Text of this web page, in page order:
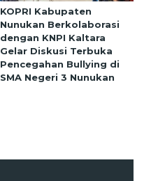
KOPRI Kabupaten
Nunukan Berkolaborasi
dengan KNPI Kaltara
Gelar Diskusi Terbuka
Pencegahan Bullying di
SMA Negeri 3 Nunukan